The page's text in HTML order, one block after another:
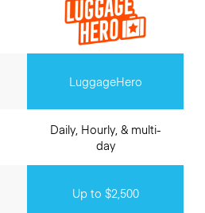
LuggageHero
Daily, Hourly, & multi-
day
Up to $2,500